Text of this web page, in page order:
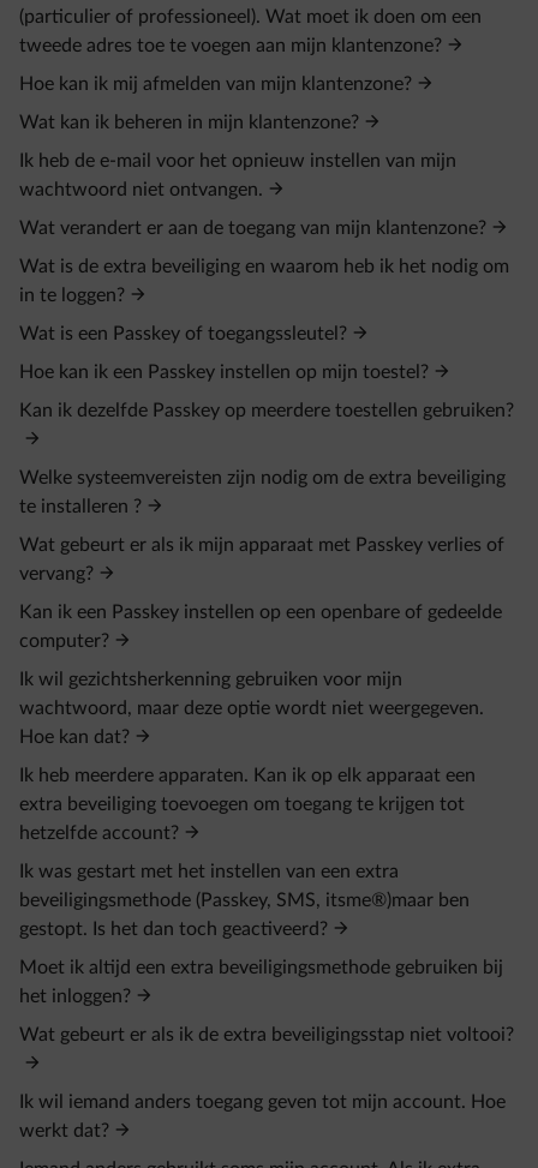
(particulier of professioneel). Wat moet ik doen om een
tweede adres toe te voegen aan mijn klantenzone?
Hoe kan ik mij afmelden van mijn klantenzone?
Wat kan ik beheren in mijn klantenzone?
Ik heb de e-mail voor het opnieuw instellen van mijn
wachtwoord niet ontvangen.
Wat verandert er aan de toegang van mijn klantenzone?
Wat is de extra beveiliging en waarom heb ik het nodig om
in te loggen?
Wat is een Passkey of toegangssleutel?
Hoe kan ik een Passkey instellen op mijn toestel?
Kan ik dezelfde Passkey op meerdere toestellen gebruiken?
Welke systeemvereisten zijn nodig om de extra beveiliging
te installeren ?
Wat gebeurt er als ik mijn apparaat met Passkey verlies of
vervang?
Kan ik een Passkey instellen op een openbare of gedeelde
computer?
Ik wil gezichtsherkenning gebruiken voor mijn
wachtwoord, maar deze optie wordt niet weergegeven.
Hoe kan dat?
Ik heb meerdere apparaten. Kan ik op elk apparaat een
extra beveiliging toevoegen om toegang te krijgen tot
hetzelfde account?
Ik was gestart met het instellen van een extra
beveiligingsmethode (Passkey, SMS, itsme®)maar ben
gestopt. Is het dan toch geactiveerd?
Moet ik altijd een extra beveiligingsmethode gebruiken bij
het inloggen?
Wat gebeurt er als ik de extra beveiligingsstap niet voltooi?
Ik wil iemand anders toegang geven tot mijn account. Hoe
werkt dat?